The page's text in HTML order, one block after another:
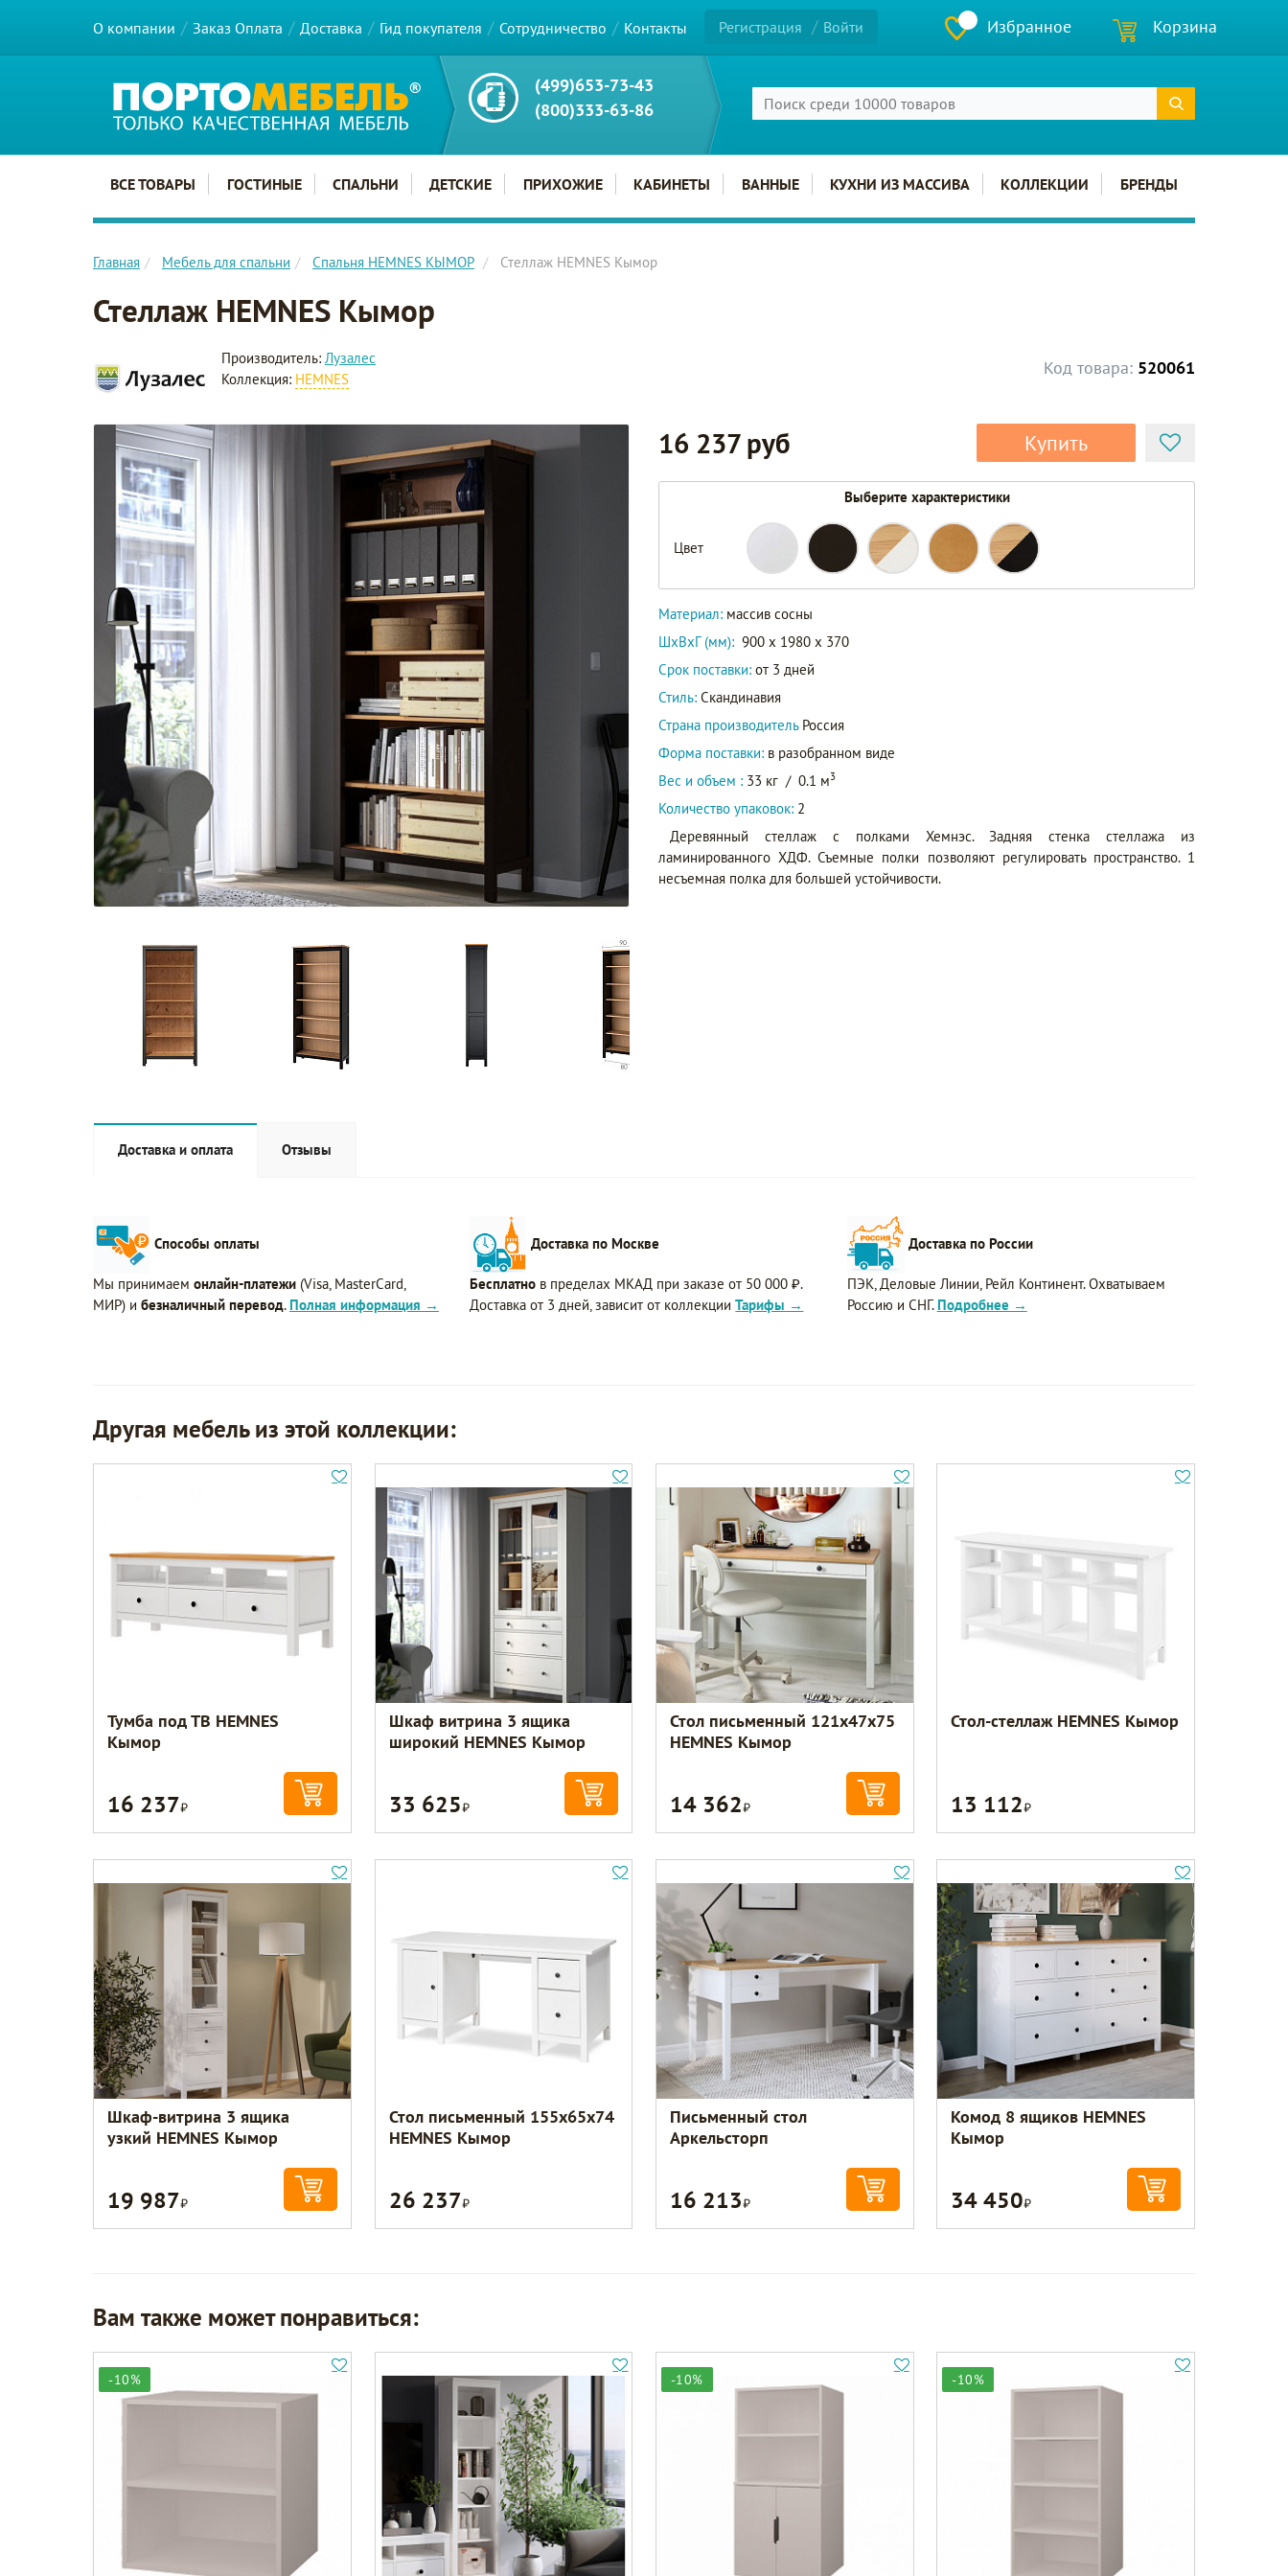
О компании Заказ Оплата Доставка Гид покупателя Сотрудничество Контакты Регистрация Войти Избранное Корзина
(499)653-73-43
(800)333-63-86
Главное меню сайта
ВСЕ ТОВАРЫ ГОСТИНЫЕ СПАЛЬНИ ДЕТСКИЕ ПРИХОЖИЕ КАБИНЕТЫ ВАННЫЕ КУХНИ ИЗ МАССИВА КОЛЛЕКЦИИ БРЕНДЫ
Главная Мебель для спальни Спальня HEMNES КЫМОР Стеллаж HEMNES Кымор
Стеллаж HEMNES Кымор
Код товара: 520061
Производитель: Лузалес
Коллекция: HEMNES
16 237 руб Купить
Выберите характеристики
Цвет
Материал: массив сосны
ШxВxГ (мм): 900 x 1980 x 370
Срок поставки: от 3 дней
Стиль: Скандинавия
Страна производитель Россия
Форма поставки: в разобранном виде
Вес и объем : 33 кг / 0.1 м3
Количество упаковок: 2
Деревянный стеллаж с полками Хемнэс. Задняя стенка стеллажа из
ламинированного ХДФ. Съемные полки позволяют регулировать пространство. 1
несъемная полка для большей устойчивости.
Доставка и оплата Отзывы
Способы оплаты
Мы принимаем онлайн-платежи (Visa, MasterCard,
МИР) и безналичный перевод. Полная информация →
Доставка по Москве
Бесплатно в пределах МКАД при заказе от 50 000 ₽.
Доставка от 3 дней, зависит от коллекцииТарифы →
Доставка по России
ПЭК, Деловые Линии, Рейл Континент. Охватываем
Россию и СНГ. Подробнее →
Другая мебель из этой коллекции:
Тумба под ТВ HEMNES
Кымор
16 237Р
Шкаф витрина 3 ящика
широкий HEMNES Кымор
33 625Р
Стол письменный 121х47х75
HEMNES Кымор
14 362Р
Стол-стеллаж HEMNES Кымор
13 112Р
Шкаф-витрина 3 ящика
узкий HEMNES Кымор
19 987Р
Стол письменный 155х65х74
HEMNES Кымор
26 237Р
Письменный стол
Аркельсторп
16 213Р
Комод 8 ящиков HEMNES
Кымор
34 450Р
Вам также может понравиться:
-10% -10% -10%